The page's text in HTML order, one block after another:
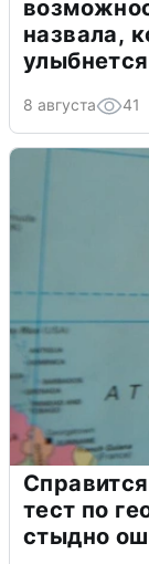
назвала,
8 августа 41
тест по
стыдно